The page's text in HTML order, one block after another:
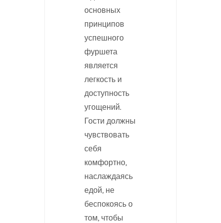
основных
принципов
успешного
фуршета
является
легкость и
доступность
угощений.
Гости должны
чувствовать
себя
комфортно,
наслаждаясь
едой, не
беспокоясь о
том, чтобы